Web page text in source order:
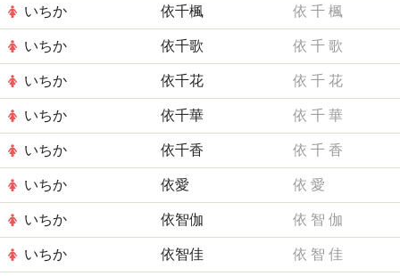
いちか 依千楓 依 千 楓
いちか 依千歌 依 千 歌
いちか 依千花 依 千 花
いちか 依千華 依 千 華
いちか 依千香 依 千 香
いちか 依愛 依 愛
いちか 依智伽 依 智 伽
いちか 依智佳 依 智 佳